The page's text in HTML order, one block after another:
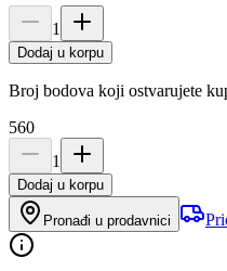
1
Dodaj u korpu
Broj bodova koji ostvarujete
560
1
Dodaj u korpu
Pronađi u prodavnici